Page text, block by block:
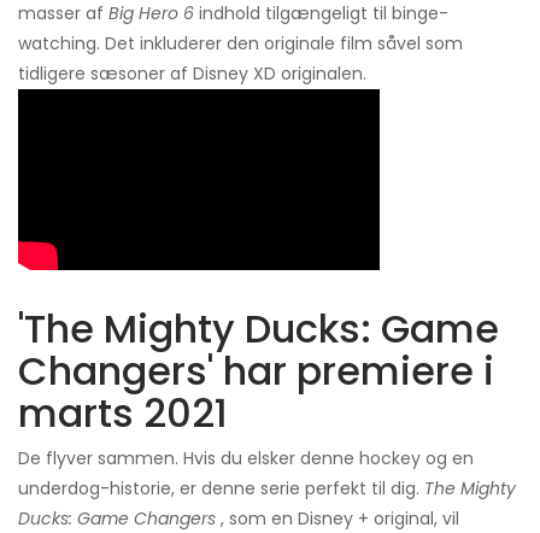
masser af Big Hero 6 indhold tilgængeligt til binge-
watching. Det inkluderer den originale film såvel som
tidligere sæsoner af Disney XD originalen.
'The Mighty Ducks: Game
Changers' har premiere i
marts 2021
De flyver sammen. Hvis du elsker denne hockey og en
underdog-historie, er denne serie perfekt til dig. The Mighty
Ducks: Game Changers , som en Disney + original, vil